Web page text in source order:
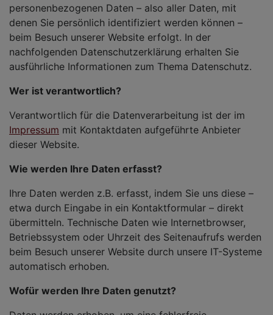
personenbezogenen Daten – also aller Daten, mit
denen Sie persönlich identifiziert werden können –
beim Besuch unserer Website erfolgt. In der
nachfolgenden Datenschutzerklärung erhalten Sie
ausführliche Informationen zum Thema Datenschutz.
Wer ist verantwortlich?
Verantwortlich für die Datenverarbeitung ist der im
Impressum mit Kontaktdaten aufgeführte Anbieter
dieser Website.
Wie werden Ihre Daten erfasst?
Ihre Daten werden z.B. erfasst, indem Sie uns diese –
etwa durch Eingabe in ein Kontaktformular – direkt
übermitteln. Technische Daten wie Internetbrowser,
Betriebssystem oder Uhrzeit des Seitenaufrufs werden
beim Besuch unserer Website durch unsere IT-Systeme
automatisch erhoben.
Wofür werden Ihre Daten genutzt?